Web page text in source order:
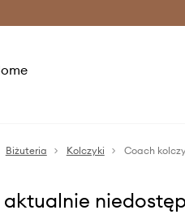
Biżuteria Kolczyki Coach